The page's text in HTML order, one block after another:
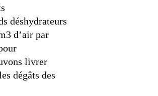
déshydrateurs
d’air par
livrer
dégâts des